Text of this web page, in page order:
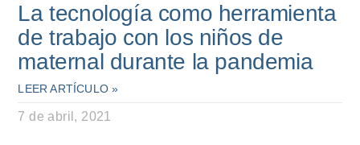
La tecnología como herramienta
de trabajo con los niños de
maternal durante la pandemia
LEER ARTÍCULO »
7 de abril, 2021